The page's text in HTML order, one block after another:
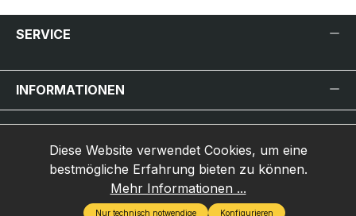
SERVICE
INFORMATIONEN
INHALT
MARKEN-HERSTELLER
Diese Website verwendet Cookies, um eine
bestmögliche Erfahrung bieten zu können.
Mehr Informationen ...
Nur technisch notwendige Konfigurieren